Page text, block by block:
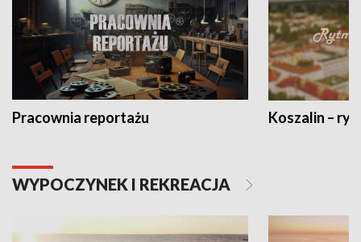
Pracownia reportażu Koszalin –
WYPOCZYNEK I REKREACJA